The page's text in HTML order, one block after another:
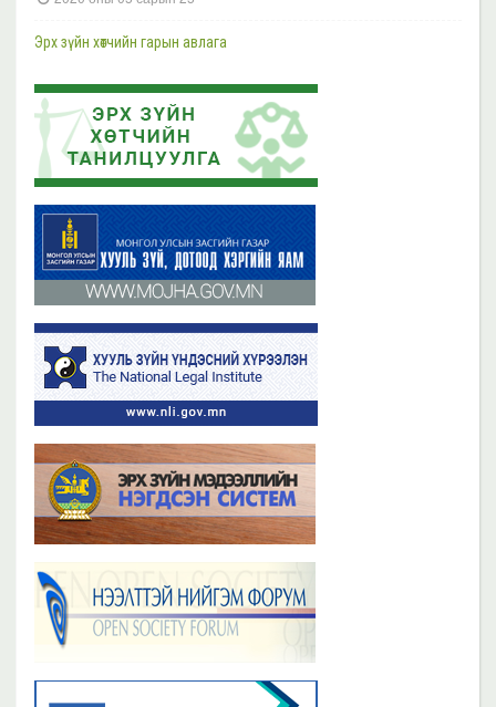
Тусгай илтгэгч Маргарет Саттертуэйтыг хүлээн авч уулзлаа
Эрх зүйн хөтчийн цахим сургалтын платформ /elearn.nli.gov.mn/ -д
байршсан сургалтын жагсаалттай танилцана уу
2023 оны 11 сарын 02
Эрх зүйн хөтчийн гарын авлага
Эрх зүйн хөтөч бэлтгэх сургалтын хөтөлбөр
2019 оны 06 сарын 21